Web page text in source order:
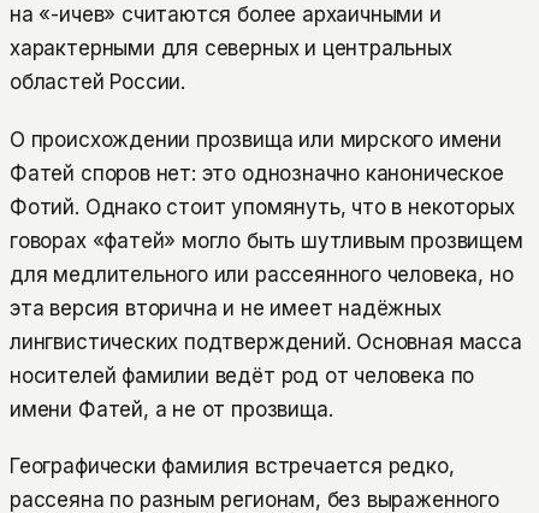
на «-ичев» считаются более архаичными и
характерными для северных и центральных
областей России.
О происхождении прозвища или мирского имени
Фатей споров нет: это однозначно каноническое
Фотий. Однако стоит упомянуть, что в некоторых
говорах «фатей» могло быть шутливым прозвищем
для медлительного или рассеянного человека, но
эта версия вторична и не имеет надёжных
лингвистических подтверждений. Основная масса
носителей фамилии ведёт род от человека по
имени Фатей, а не от прозвища.
Географически фамилия встречается редко,
рассеяна по разным регионам, без выраженного